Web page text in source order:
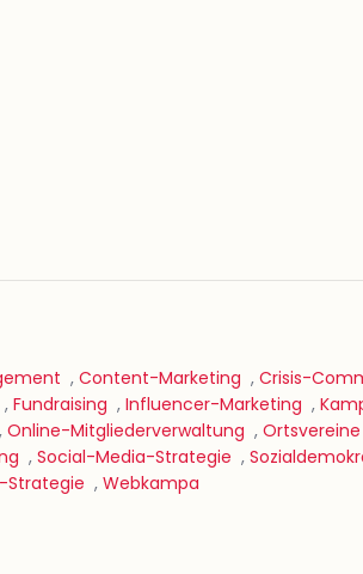
, Content-Marketing , Crisis-
, Fundraising , Influencer-Marketing ,
, Online-Mitgliederverwaltung , Ortsvereine
, Social-Media-Strategie ,
, Webkampa